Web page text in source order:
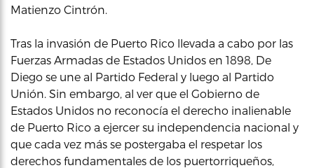
Matienzo Cintrón.
Tras la invasión de Puerto Rico llevada a cabo por las
Fuerzas Armadas de Estados Unidos en 1898, De
Diego se une al Partido Federal y luego al Partido
Unión. Sin embargo, al ver que el Gobierno de
Estados Unidos no reconocía el derecho inalienable
de Puerto Rico a ejercer su independencia nacional y
que cada vez más se postergaba el respetar los
derechos fundamentales de los puertorriqueños,